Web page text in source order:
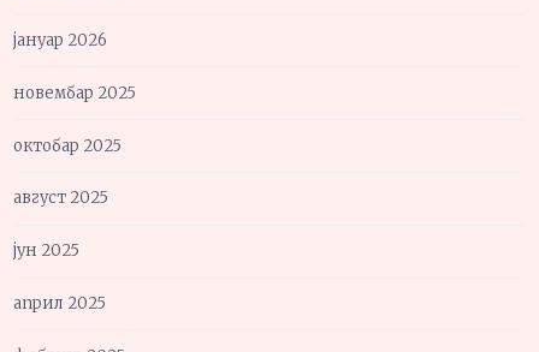
јануар 2026
новембар 2025
октобар 2025
август 2025
јун 2025
април 2025